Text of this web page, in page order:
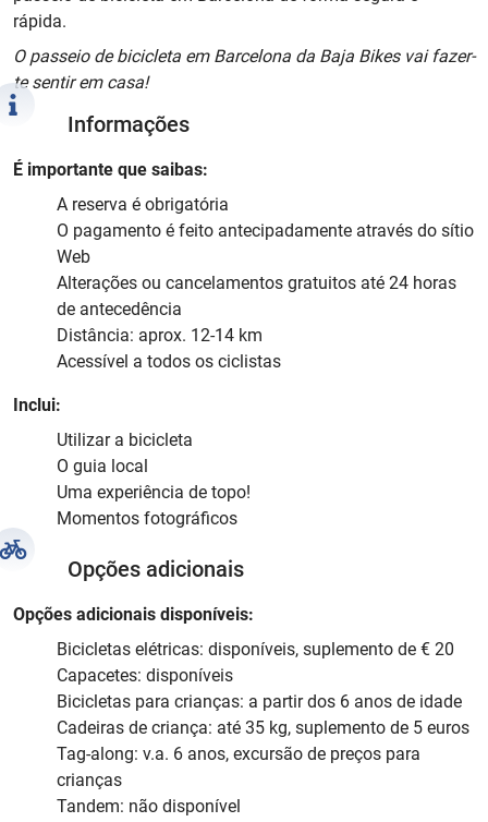
rápida.
O passeio de bicicleta em Barcelona da Baja Bikes vai fazer-
te sentir em casa!
Informações
É importante que saibas:
A reserva é obrigatória
O pagamento é feito antecipadamente através do sítio
Web
Alterações ou cancelamentos gratuitos até 24 horas
de antecedência
Distância: aprox. 12-14 km
Acessível a todos os ciclistas
Inclui:
Utilizar a bicicleta
O guia local
Uma experiência de topo!
Momentos fotográficos
Opções adicionais
Opções adicionais disponíveis:
Bicicletas elétricas: disponíveis, suplemento de € 20
Capacetes: disponíveis
Bicicletas para crianças: a partir dos 6 anos de idade
Cadeiras de criança: até 35 kg, suplemento de 5 euros
Tag-along: v.a. 6 anos, excursão de preços para
crianças
Tandem: não disponível